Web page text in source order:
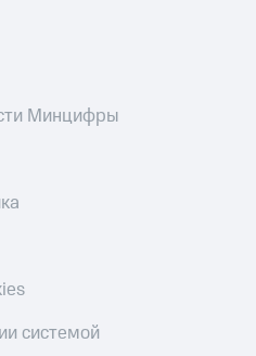
Минцифры
системой